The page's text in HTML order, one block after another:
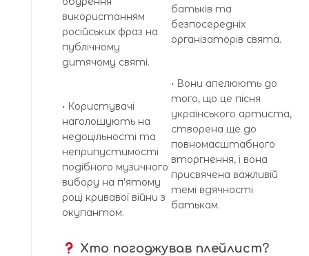
використанням
російських фраз на
публічному
дитячому святі.
• Користувачі
наголошують на
недоцільності та
неприпустимості
подібного музичного
вибору на п’ятому
році кривавої війни з
окупантом.
батьків та
безпосередніх
організаторів свята.
• Вони апелюють до
того, що це пісня
українського артиста,
створена ще до
повномасштабного
вторгнення, і вона
присвячена важливій
темі вдячності
батькам.
Хто погоджував плейлист?